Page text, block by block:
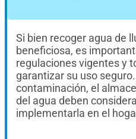
Si bien recoger agua de
beneficiosa, es
regulaciones vigentes y
garantizar su uso
contaminación, el
del agua deben
implementarla en el